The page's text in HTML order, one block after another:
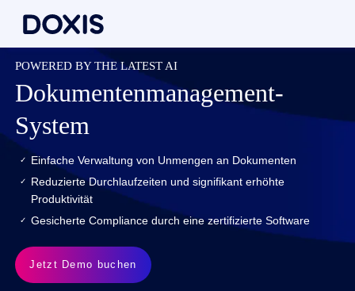
POWERED BY THE LATEST AI
Dokumenten­management-
System
Einfache Verwaltung von Unmengen an Dokumenten
Reduzierte Durchlaufzeiten und signifikant erhöhte
Produktivität
Gesicherte Compliance durch eine zertifizierte Software
Jetzt Demo buchen